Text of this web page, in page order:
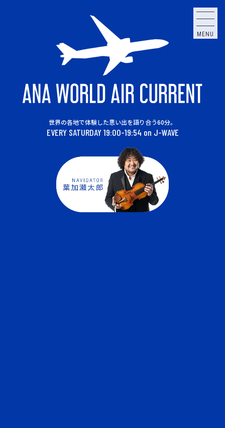
MENU
世界の各地で体験した思い出を語り合う60分。
EVERY SATURDAY 19:00-19:54 on J-WAVE